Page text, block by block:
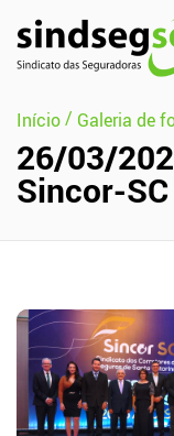
Pular Navegação (s)
Início/ Galeria de
26/03/
Sincor-SC